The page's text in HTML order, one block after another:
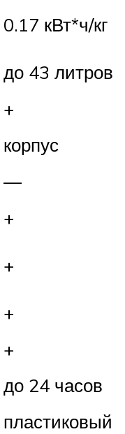
0.17 кВт*ч/кг
до 43 литров
+
корпус
—
+
+
+
+
до 24 часов
пластиковый